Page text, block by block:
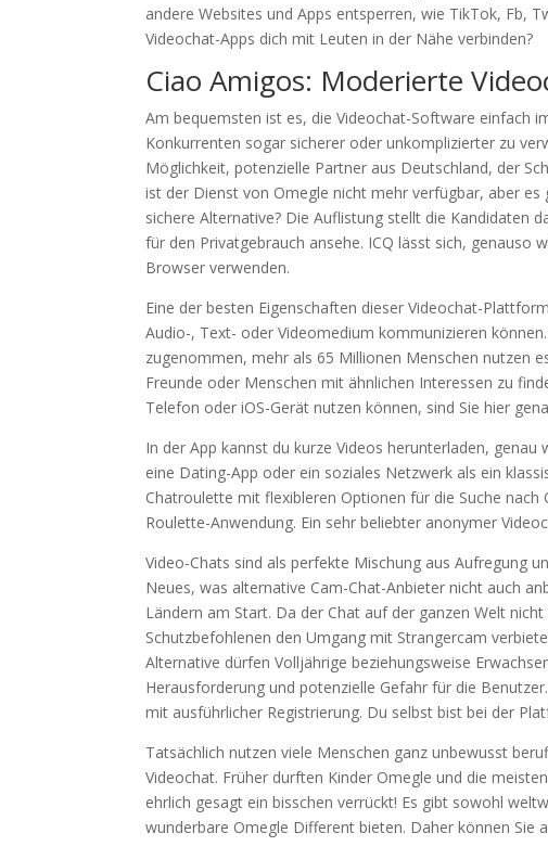
andere Websites und Apps entsperren, wie TikTok, Fb,
Videochat-Apps dich mit Leuten in der Nähe verbinden?
Ciao Amigos: Moderierte
Am bequemsten ist es, die Videochat-Software einfach
Konkurrenten sogar sicherer oder unkomplizierter zu
Möglichkeit, potenzielle Partner aus Deutschland, der
ist der Dienst von Omegle nicht mehr verfügbar, aber
sichere Alternative? Die Auflistung stellt die Kandidaten
für den Privatgebrauch ansehe. ICQ lässt sich, genauso
Browser verwenden.
Eine der besten Eigenschaften dieser Videochat-
Audio-, Text- oder Videomedium kommunizieren
zugenommen, mehr als 65 Millionen Menschen nutzen
Freunde oder Menschen mit ähnlichen Interessen zu
Telefon oder iOS-Gerät nutzen können, sind Sie hier
In der App kannst du kurze Videos herunterladen,
eine Dating-App oder ein soziales Netzwerk als ein
Chatroulette mit flexibleren Optionen für die Suche nach
Roulette-Anwendung. Ein sehr beliebter anonymer
Video-Chats sind als perfekte Mischung aus Aufregung
Neues, was alternative Cam-Chat-Anbieter nicht auch
Ländern am Start. Da der Chat auf der ganzen Welt
Schutzbefohlenen den Umgang mit Strangercam
Alternative dürfen Volljährige beziehungsweise
Herausforderung und potenzielle Gefahr für die
mit ausführlicher Registrierung. Du selbst bist bei der
Tatsächlich nutzen viele Menschen ganz unbewusst
Videochat. Früher durften Kinder Omegle und die
ehrlich gesagt ein bisschen verrückt! Es gibt sowohl
wunderbare Omegle Different bieten. Daher können Sie